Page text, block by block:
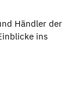
Händler der
ins